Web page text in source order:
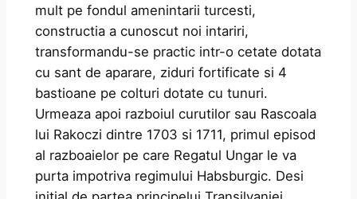
mult pe fondul amenintarii turcesti,
constructia a cunoscut noi intariri,
transformandu-se practic intr-o cetate dotata
cu sant de aparare, ziduri fortificate si 4
bastioane pe colturi dotate cu tunuri.
Urmeaza apoi razboiul curutilor sau Rascoala
lui Rakoczi dintre 1703 si 1711, primul episod
al razboaielor pe care Regatul Ungar le va
purta impotriva regimului Habsburgic. Desi